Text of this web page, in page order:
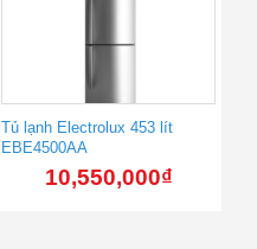
Tủ lạnh Electrolux 453 lít
EBE4500AA
10,550,000₫